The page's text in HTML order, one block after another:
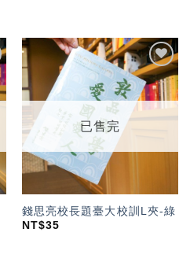
加入
「願
望輕
單」
已售完
錢思亮校長題臺大校訓L夾-綠
NT$35